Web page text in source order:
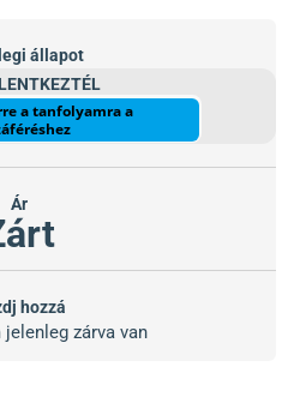
állapot
a tanfolyamra a
Ár
hozzá
zárva van